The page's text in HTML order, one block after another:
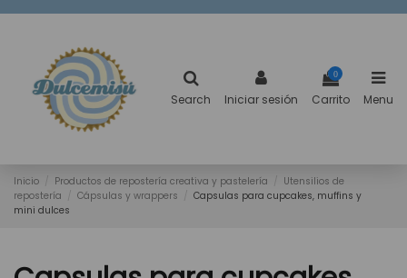
Search Iniciar sesión
0
Carrito Menu
Inicio Productos de repostería creativa y pastelería
Utensilios de
repostería
Cápsulas y wrappers
Capsulas para cupcakes, muffins y
mini dulces